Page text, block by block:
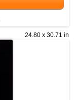
24.80 x 30.71 in